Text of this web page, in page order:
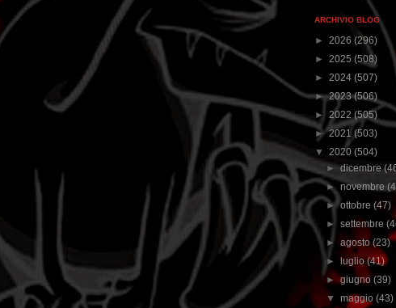
ARCHIVIO BLOG
► 2026 (296)
► 2025 (508)
► 2024 (507)
►2023(506)
► 2022(505)
►2021(503)
▼ 2020 (504)
►dicembre
►novembre
►ottobre(47)
►settembre
►agosto(23)
►
luglio(41)
►giugno(39)
▼maggio(43)